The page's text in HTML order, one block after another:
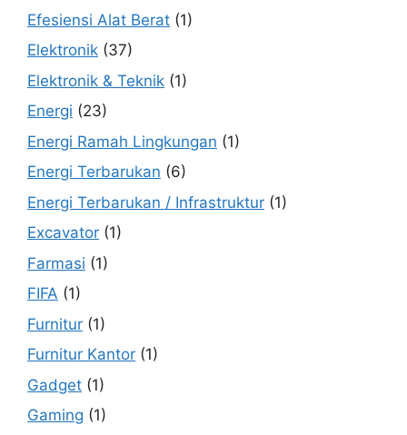
Efesiensi Alat Berat (1)
Elektronik (37)
Elektronik & Teknik (1)
Energi (23)
Energi Ramah Lingkungan (1)
Energi Terbarukan (6)
Energi Terbarukan / Infrastruktur (1)
Excavator (1)
Farmasi (1)
FIFA (1)
Furnitur (1)
Furnitur Kantor (1)
Gadget (1)
Gaming (1)